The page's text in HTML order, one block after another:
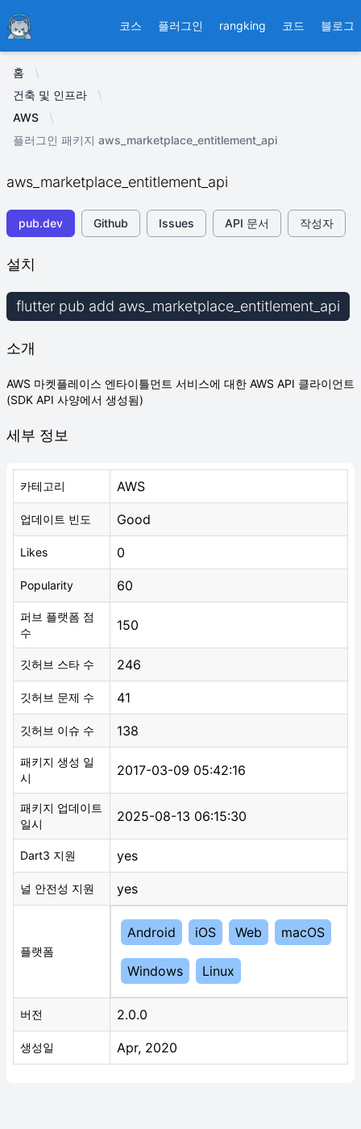
Ducafecat 코스 플러그인 rangking 코드 블로그
홈
건축 및 인프라
AWS
플러그인 패키지 aws_marketplace_entitlement_api
aws_marketplace_entitlement_api
pub.dev Github Issues API 문서 작성자
설치
flutter pub add aws_marketplace_entitlement_api
소개
AWS 마켓플레이스 엔타이틀먼트 서비스에 대한 AWS API 클라이언트
(SDK API 사양에서 생성됨)
세부 정보
카테고리 AWS
업데이트 빈도 Good
Likes 0
Popularity 60
퍼브 플랫폼 점
수
150
깃허브 스타 수 246
깃허브 문제 수 41
깃허브 이슈 수 138
패키지 생성 일
시
2017-03-09 05:42:16
패키지 업데이트
일시
2025-08-13 06:15:30
Dart3 지원 yes
널 안전성 지원 yes
플랫폼
Android iOS Web macOS
Windows Linux
버전 2.0.0
생성일 Apr, 2020